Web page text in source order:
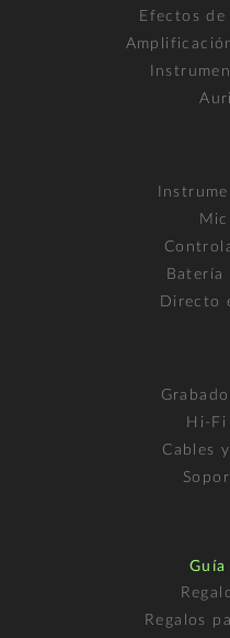
Efectos
Batería
Directo
Hi-Fi
Cables
Guía
Regalos